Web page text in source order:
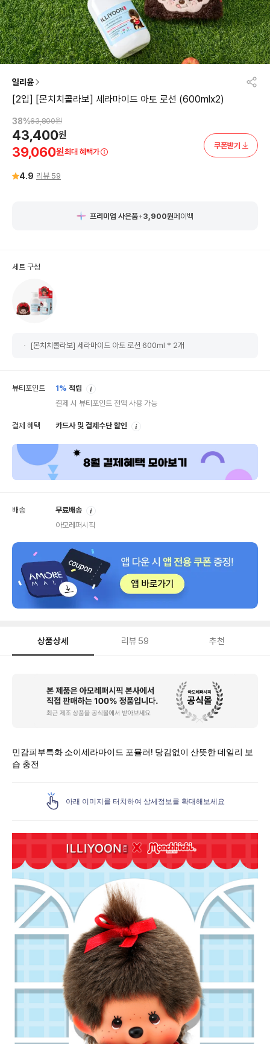
일리윤
[2입] [몬치치콜라보] 세라마이드 아토 로션 (600mlx2)
38%63,800원
43,400원
39,060원최대 혜택가
쿠폰받기
4.9 리뷰 59
프리미엄 사은품+3,900원페이백
세트 구성
[몬치치콜라보] 세라마이드 아토 로션 600ml * 2개
뷰티포인트 1% 적립
결제 시 뷰티포인트 전액 사용 가능
결제 혜택 카드사 및 결제수단 할인
배송 무료배송
아모레퍼시픽
상품상세 리뷰 59 추천
민감피부특화 소이세라마이드 포뮬러! 당김없이 산뜻한 데일리 보
습 충전
아래 이미지를 터치하여 상세정보를 확대해보세요